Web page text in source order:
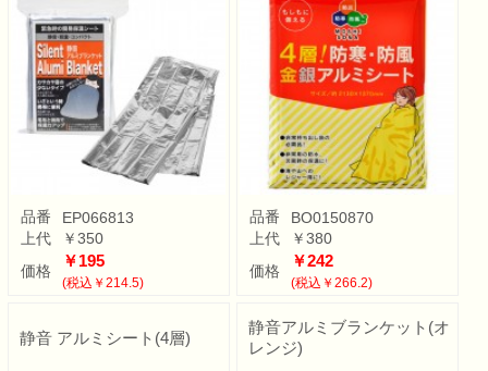
品番
EP066813
上代
￥350
価格
￥195
(税込￥214.5)
品番
BO0150870
上代
￥380
価格
￥242
(税込￥266.2)
静音 アルミシート(4層)
静音アルミブランケット(オ
レンジ)